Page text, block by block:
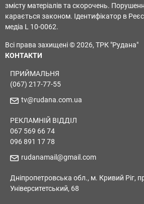
змісту матеріалів та скорочень.
карається законом. Ідентифікатор в
медіа L 10-0062.
Всі права захищені © 2026, ТРК "Рудана"
КОНТАКТИ
ПРИЙМАЛЬНЯ
(067) 217-77-55
tv@rudana.com.ua
РЕКЛАМНІЙ ВІДДІЛ
067 569 66 74
096 891 17 78
rudanamail@gmail.com
Дніпропетровська обл., м. Кривий Ріг,
Університетський, 68